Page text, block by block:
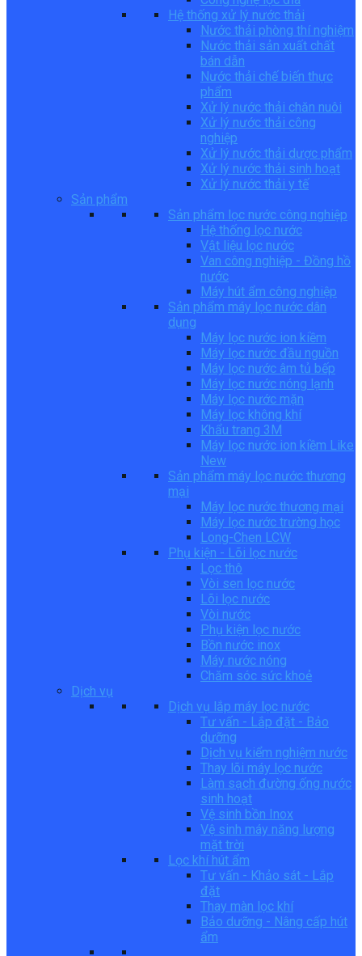
Hệ thống xử lý nước thải
Nước thải phòng thí nghiệm
Nước thải sản xuất chất
bán dẫn
Nước thải chế biến thực
phẩm
Xử lý nước thải chăn nuôi
Xử lý nước thải công
nghiệp
Xử lý nước thải dược phẩm
Xử lý nước thải sinh hoạt
Xử lý nước thải y tế
Sản phẩm
Sản phẩm lọc nước công nghiệp
Hệ thống lọc nước
Vật liệu lọc nước
Van công nghiệp - Đồng hồ
nước
Máy hút ẩm công nghiệp
Sản phẩm máy lọc nước dân
dụng
Máy lọc nước ion kiềm
Máy lọc nước đầu nguồn
Máy lọc nước âm tủ bếp
Máy lọc nước nóng lạnh
Máy lọc nước mặn
Máy lọc không khí
Khẩu trang 3M
Máy lọc nước ion kiềm Like
New
Sản phẩm máy lọc nước thương
mại
Máy lọc nước thương mại
Máy lọc nước trường học
Long-Chen LCW
Phụ kiện - Lõi lọc nước
Lọc thô
Vòi sen lọc nước
Lõi lọc nước
Vòi nước
Phụ kiện lọc nước
Bồn nước inox
Máy nước nóng
Chăm sóc sức khoẻ
Dịch vụ
Dịch vụ lắp máy lọc nước
Tư vấn - Lắp đặt - Bảo
dưỡng
Dịch vụ kiểm nghiệm nước
Thay lõi máy lọc nước
Làm sạch đường ống nước
sinh hoạt
Vệ sinh bồn Inox
Vệ sinh máy năng lượng
mặt trời
Lọc khí hút ẩm
Tư vấn - Khảo sát - Lắp
đặt
Thay màn lọc khí
Bảo dưỡng - Nâng cấp hút
ẩm